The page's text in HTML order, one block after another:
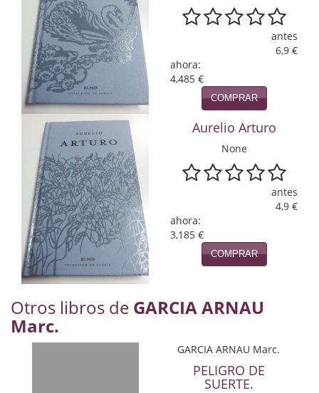
Literatura fantástica
Literatura hispanoamericana
Local
Mafia y espionaje
Matemáticas
Medicina
Música
Naturaleza
Novela Extranjera
Novela fantástica
Novela histórica
Novela negra
antes
6,9 €
ahora:
4,485 €
COMPRAR
Aurelio Arturo
None
antes
4,9 €
ahora:
3,185 €
COMPRAR
Otros libros de GARCIA ARNAU
Marc.
GARCIA ARNAU Marc.
PELIGRO DE
SUERTE.